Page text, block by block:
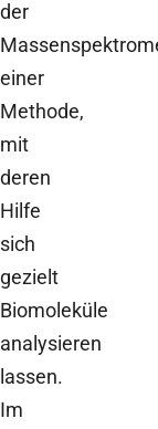
der
einer
Methode,
mit
deren
Hilfe
sich
gezielt
Biomoleküle
analysieren
lassen.
Im